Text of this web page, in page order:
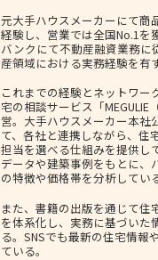
元大手ハウスメーカーにて商
経験し、営業では全国No.1を
バンクにて不動産融資業務に
産領域における実務経験を有
これまでの経験とネットワー
宅の相談サービス「MEGULIE
営。大手ハウスメーカー本社
て、各社と連携しながら、住
担当を選べる仕組みを提供し
データや建築事例をもとに、
の特徴や価格帯を分析している
また、書籍の出版を通じて住
を体系化し、実務に基づいた
る。SNSでも最新の住宅情報
ている。